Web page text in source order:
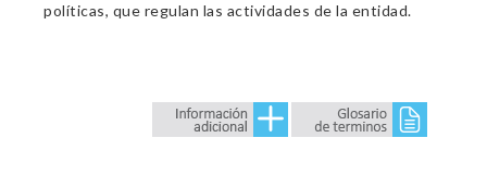
políticas, que regulan las actividades de la entidad.